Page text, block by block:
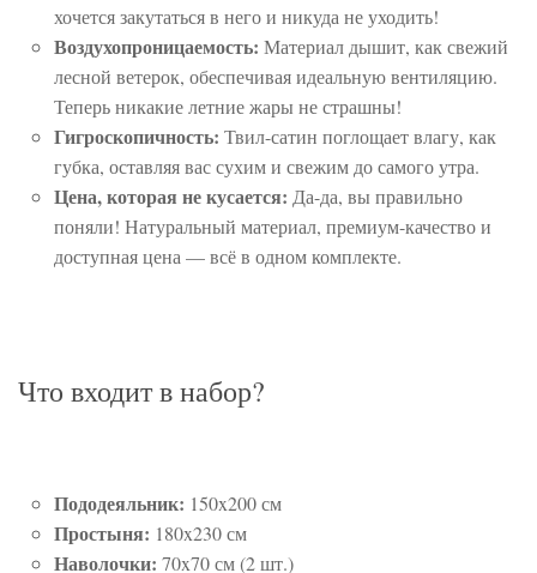
хочется закутаться в него и никуда не уходить!
Воздухопроницаемость: Материал дышит, как свежий
лесной ветерок, обеспечивая идеальную вентиляцию.
Теперь никакие летние жары не страшны!
Гигроскопичность: Твил-сатин поглощает влагу, как
губка, оставляя вас сухим и свежим до самого утра.
Цена, которая не кусается: Да-да, вы правильно
поняли! Натуральный материал, премиум-качество и
доступная цена — всё в одном комплекте.
Что входит в набор?
Пододеяльник: 150x200 см
Простыня: 180x230 см
Наволочки: 70x70 см (2 шт.)